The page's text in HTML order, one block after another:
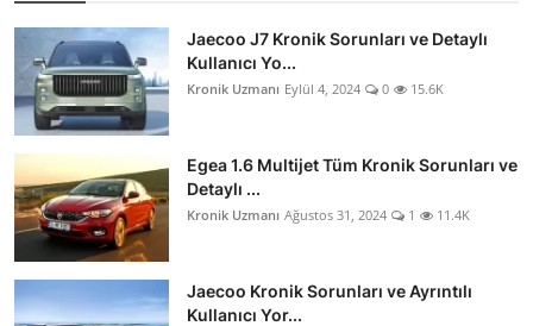
Jaecoo J7 Kronik Sorunları ve Detaylı
Kullanıcı Yo...
Kronik Uzmanı Eylül 4, 2024 0 15.6K
Egea 1.6 Multijet Tüm Kronik Sorunları ve
Detaylı ...
Kronik Uzmanı Ağustos 31, 2024 1 11.4K
Jaecoo Kronik Sorunları ve Ayrıntılı
Kullanıcı Yor...